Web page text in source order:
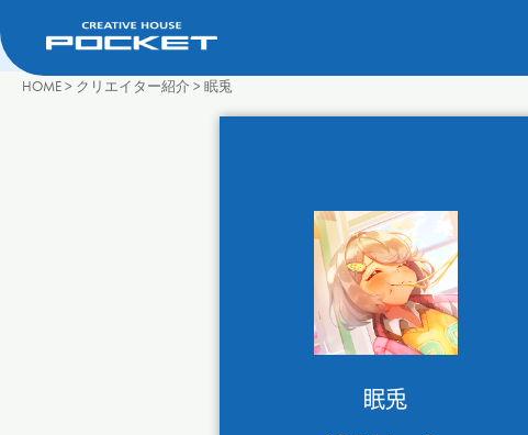
HOME> クリエイター紹介 >眠兎
眠兎